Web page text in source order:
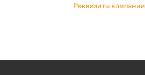
Реквизиты компании